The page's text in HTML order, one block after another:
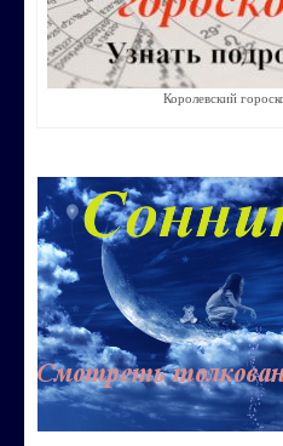
Строим счастливую
СТОИМОСТЬ УСЛУГ
КОНТАКТЫ
Королевский